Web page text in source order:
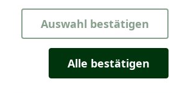
Auswahl bestätigen
Alle bestätigen